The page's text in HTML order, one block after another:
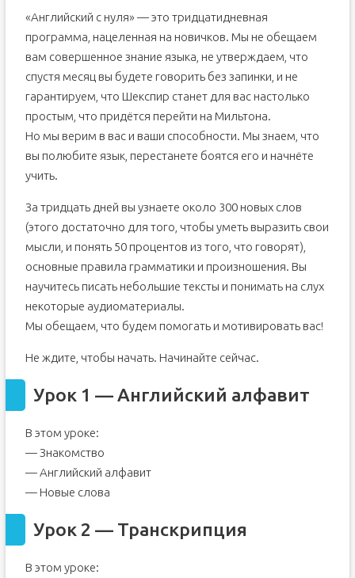
2. Основные слова и выражения:
средней школе
Классическая методика
Коммуникативная методика
Метод Глена Домана
Игровая методика
«Английский с нуля» — это тридцатидневная
программа, нацеленная на новичков. Мы не обещаем
вам совершенное знание языка, не утверждаем, что
спустя месяц вы будете говорить без запинки, и не
гарантируем, что Шекспир станет для вас настолько
простым, что придётся перейти на Мильтона.
Но мы верим в вас и ваши способности. Мы знаем, что
вы полюбите язык, перестанете боятся его и начнёте
учить.
За тридцать дней вы узнаете около 300 новых слов
(этого достаточно для того, чтобы уметь выразить свои
мысли, и понять 50 процентов из того, что говорят),
основные правила грамматики и произношения. Вы
научитесь писать небольшие тексты и понимать на слух
некоторые аудиоматериалы.
Мы обещаем, что будем помогать и мотивировать вас!
Не ждите, чтобы начать. Начинайте сейчас.
Урок 1 — Английский алфавит
В этом уроке:
— Знакомство
— Английский алфавит
— Новые слова
Урок 2 — Транскрипция
В этом уроке: